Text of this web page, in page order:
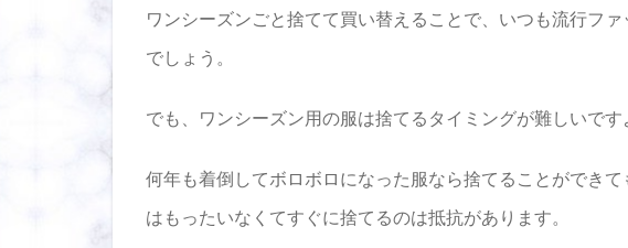
てる
のは
もっ
から
には
られ
ワンシーズンごと捨てて買い替えることで、いつも流行フ
でしょう。
でも、ワンシーズン用の服は捨てるタイミングが難しいです
何年も着倒してボロボロになった服なら捨てることができ
はもったいなくてすぐに捨てるのは抵抗があります。